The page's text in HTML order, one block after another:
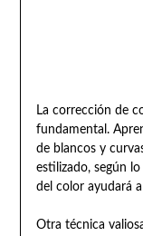
La corrección de
fundamental.
de blancos y
estilizado, según
del color ayudará
Otra técnica